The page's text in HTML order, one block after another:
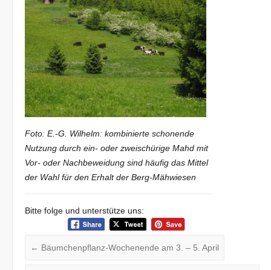
Foto: E.-G. Wilhelm: kombinierte schonende
Nutzung durch ein- oder zweischürige Mahd mit
Vor- oder Nachbeweidung sind häufig das Mittel
der Wahl für den Erhalt der Berg-Mähwiesen
Bitte folge und unterstütze uns:
← Bäumchenpflanz-Wochenende am 3. – 5. April